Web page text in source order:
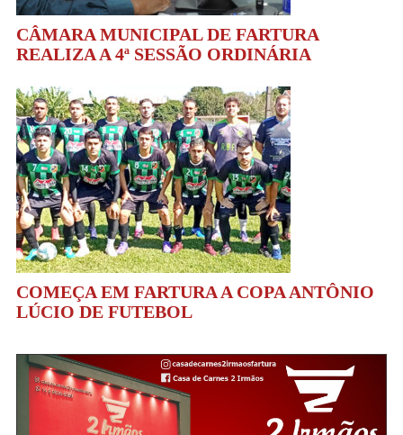
CÂMARA MUNICIPAL DE FARTURA
REALIZA A 4ª SESSÃO ORDINÁRIA
COMEÇA EM FARTURA A COPA ANTÔNIO
LÚCIO DE FUTEBOL